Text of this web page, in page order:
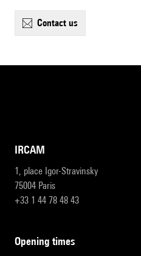
contact us
IRCAM
1, place Igor-Stravinsky
75004 Paris
+33 1 44 78 48 43
opening times